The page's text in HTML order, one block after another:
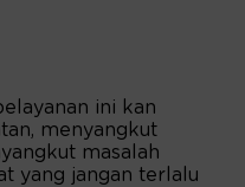
ini kan
menyangkut
masalah
yang jangan terlalu